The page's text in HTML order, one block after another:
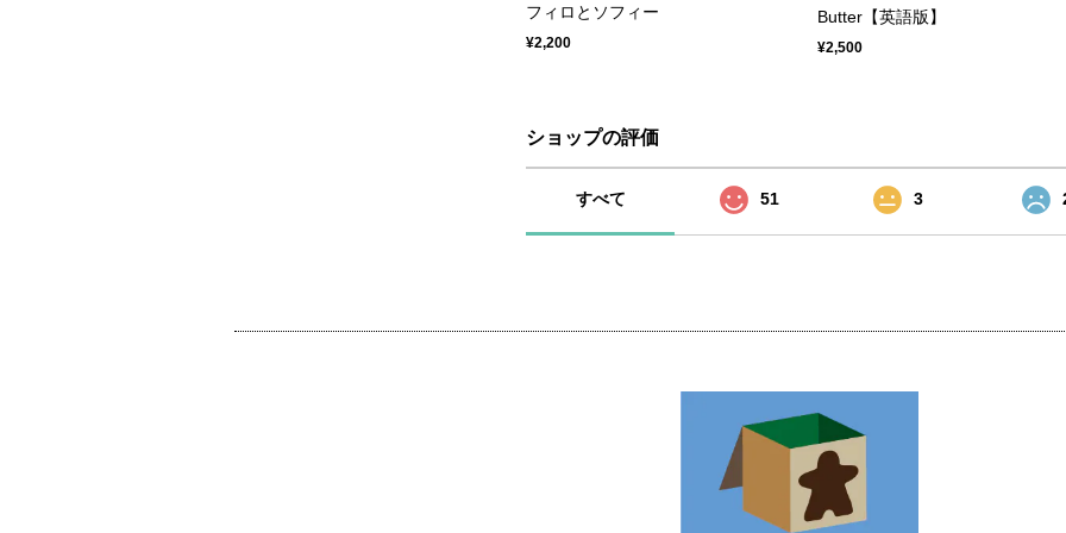
フィロとソフィー
¥2,200
Butter【英語版】
¥2,500
ショップの評価
すべて 51 3